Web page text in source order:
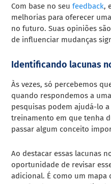
Com base no seufeedback,
melhorias para oferecer
no futuro. Suas opiniões
de influenciar mudanças
Identificando lacunas
Às vezes, só percebemos
quando respondemos a
pesquisas podem ajudá-lo
treinamento em que tenha
passar algum conceito
Ao destacar essas lacunas
oportunidade de revisar
adicional. É como um